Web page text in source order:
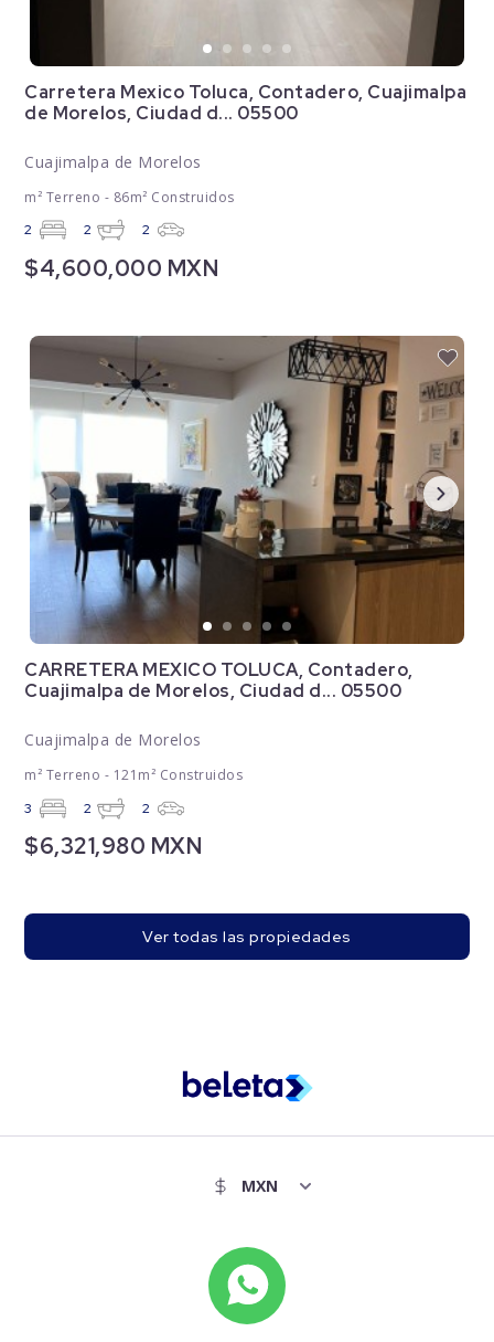
Carretera Mexico Toluca, Contadero, Cuajimalpa
de Morelos, Ciudad d... 05500
Cuajimalpa de Morelos
m² Terreno - 86m² Construidos
2 2 2
$4,600,000 MXN
CARRETERA MEXICO TOLUCA, Contadero,
Cuajimalpa de Morelos, Ciudad d... 05500
Cuajimalpa de Morelos
m² Terreno - 121m² Construidos
3 2 2
$6,321,980 MXN
Ver todas las propiedades